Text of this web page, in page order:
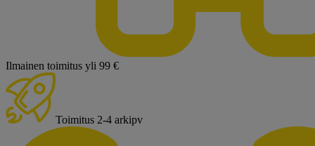
Ilmainen toimitus yli 99 €
Toimitus 2-4 arkipv